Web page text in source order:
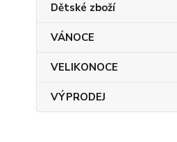
Dětské zboží
VÁNOCE
VELIKONOCE
VÝPRODEJ